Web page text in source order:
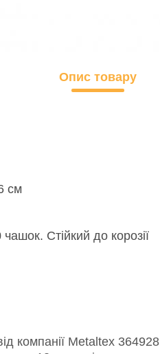
Опис товару
см
Стійкий до корозії
компанії Metaltex